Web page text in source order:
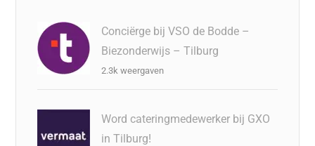
Conciërge bij VSO de Bodde –
Biezonderwijs – Tilburg
2.3k weergaven
Word cateringmedewerker bij GXO
in Tilburg!